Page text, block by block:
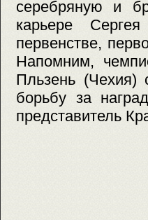
серебряную и
карьере
первенстве,
Напомним,
Пльзень
борьбу за
представитель